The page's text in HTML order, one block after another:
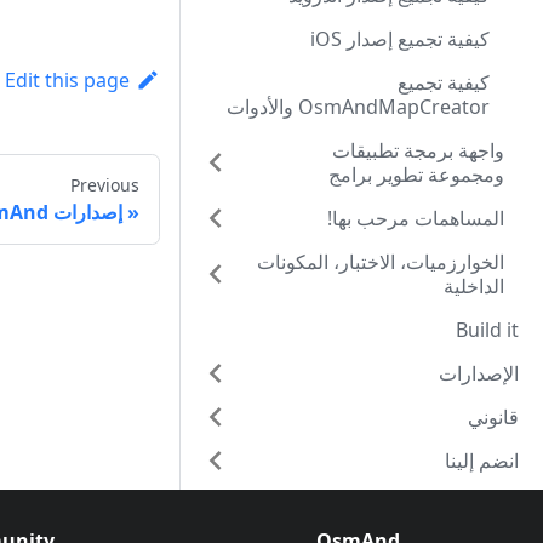
كيفية تجميع إصدار iOS
كيفية تجميع
OsmAndMapCreator والأدوات
واجهة برمجة تطبيقات
ومجموعة تطوير برامج
المساهمات مرحب بها!
الخوارزميات، الاختبار، المكونات
الداخلية
Build it
الإصدارات
قانوني
انضم إلينا
Edit this page
Previous
إصدارات OsmAnd